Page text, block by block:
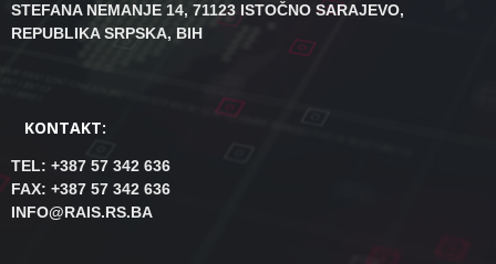
STEFANA NEMANJE 14, 71123 ISTOČNO SARAJEVO,
REPUBLIKA SRPSKA, BIH
KONTAKT:
TEL: +387 57 342 636
FAX: +387 57 342 636
INFO@RAIS.RS.BA